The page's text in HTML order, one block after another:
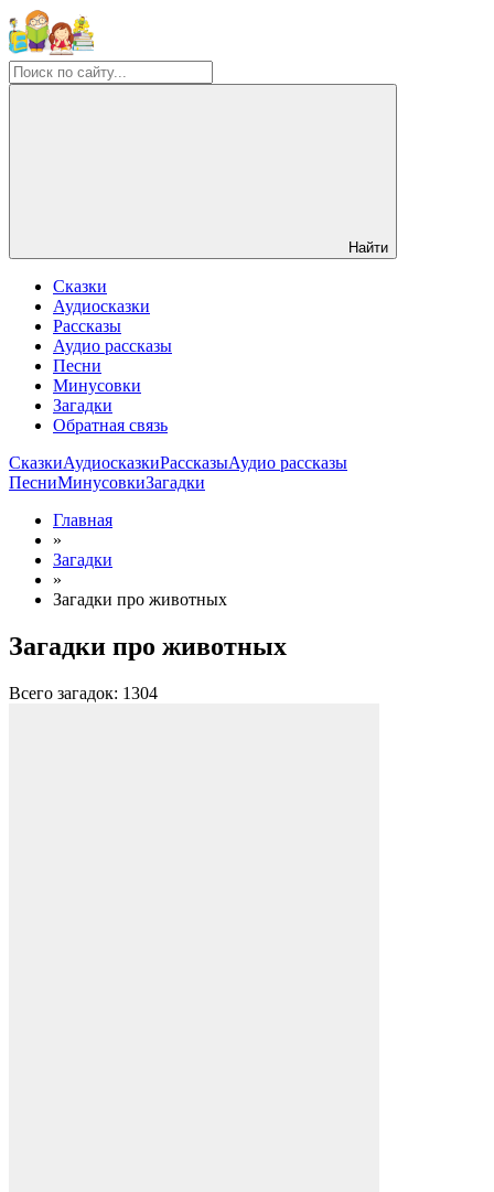
Найти
Сказки
Аудиосказки
Рассказы
Аудио рассказы
Песни
Минусовки
Загадки
Обратная связь
СказкиАудиосказкиРассказыАудио рассказы
ПесниМинусовкиЗагадки
Главная
»
Загадки
»
Загадки про животных
Загадки про животных
Всего загадок: 1304